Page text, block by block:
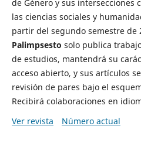
de Género y sus intersecciones
las ciencias sociales y
partir del segundo semestre de
Palimpsesto solo publica
de estudios, mantendrá su
acceso abierto, y sus artículos
revisión de pares bajo el
Recibirá colaboraciones en
Ver revista
Número actual